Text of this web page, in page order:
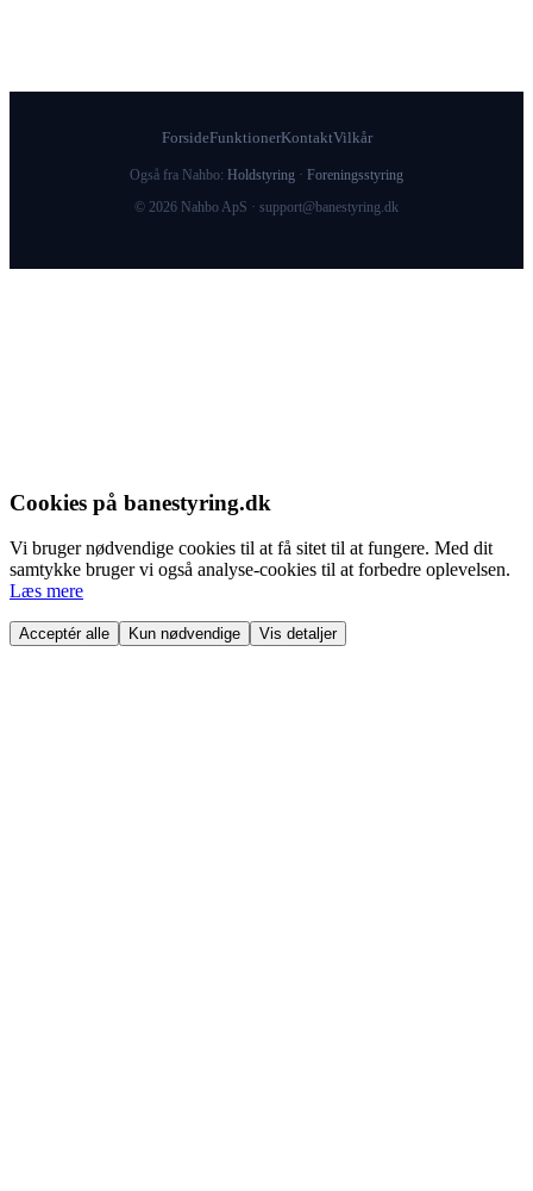
ForsideFunktionerKontaktVilkår
Også fra Nahbo: Holdstyring · Foreningsstyring
© 2026 Nahbo ApS · support@banestyring.dk
Cookies på banestyring.dk
Vi bruger nødvendige cookies til at få sitet til at fungere. Med dit
samtykke bruger vi også analyse-cookies til at forbedre oplevelsen.
Læs mere
Acceptér alle Kun nødvendige Vis detaljer